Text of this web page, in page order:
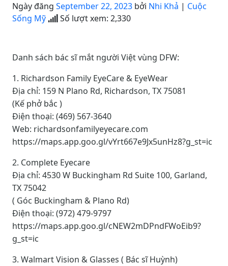
Ngày đăng September 22, 2023 bởi Nhi Khả | Cuộc
Sống Mỹ
Số lượt xem: 2,330
Danh sách bác sĩ mắt người Việt vùng DFW:
1. Richardson Family EyeCare & EyeWear
Địa chỉ: 159 N Plano Rd, Richardson, TX 75081
(Kế phở bắc )
Điện thoại: (469) 567-3640
Web: richardsonfamilyeyecare.com
https://maps.app.goo.gl/vYrt667e9Jx5unHz8?g_st=ic
2. Complete Eyecare
Địa chỉ: 4530 W Buckingham Rd Suite 100, Garland,
TX 75042
( Góc Buckingham & Plano Rd)
Điện thoại: (972) 479-9797
https://maps.app.goo.gl/cNEW2mDPndFWoEib9?
g_st=ic
3. Walmart Vision & Glasses ( Bác sĩ Huỳnh)